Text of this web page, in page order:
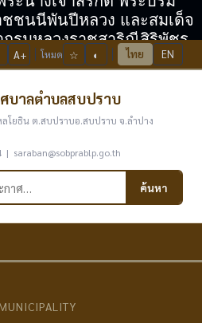
ชนนีพันปีหลวง และสมเด็จ
กรมหลวงราชสาริณีสิริพัชร
ชรราชธิดา
A+ โหมด ☆ ◐ ไทย EN
บาลตำบลสบปราบ
ยธิน ต.สบปราบอ.สบปราบ จ.ลำปาง
| saraban@sobprablp.go.th
ค้นหา